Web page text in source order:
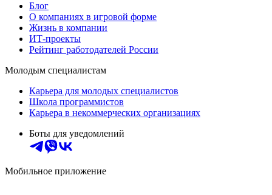
Блог
О компаниях в игровой форме
Жизнь в компании
ИТ-проекты
Рейтинг работодателей России
Молодым специалистам
Карьера для молодых специалистов
Школа программистов
Карьера в некоммерческих организациях
Боты для уведомлений
Мобильное приложение